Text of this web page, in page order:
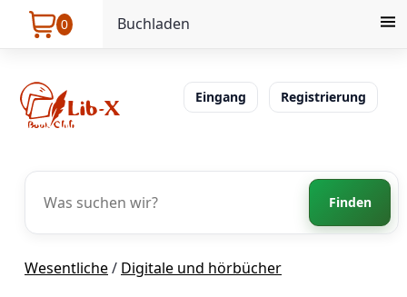
0 Buchladen
Eingang Registrierung
Finden
Wesentliche/ Digitale und hörbücher